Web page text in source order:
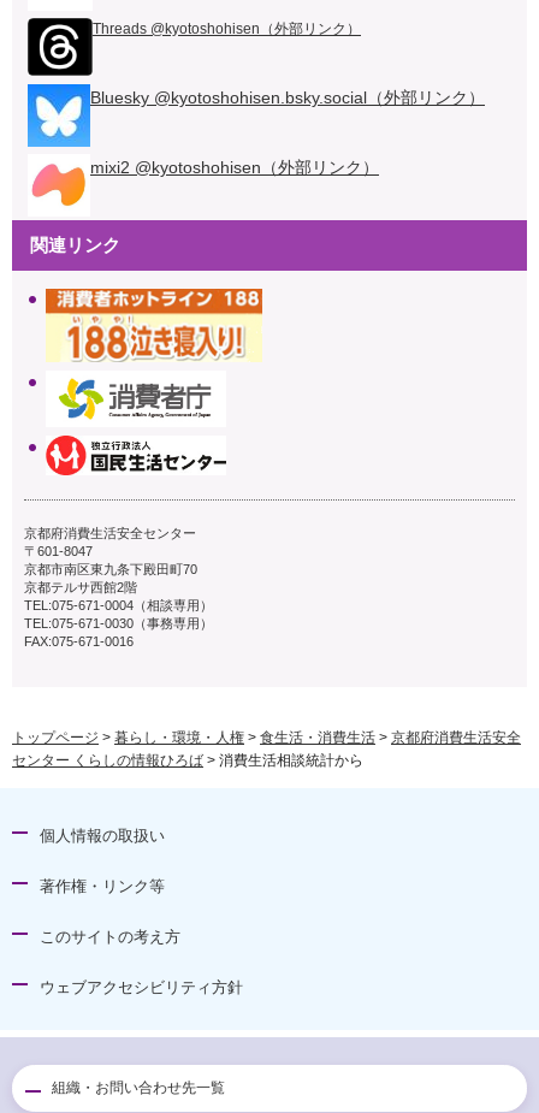
Threads @kyotoshohisen（外部リンク）
Bluesky @kyotoshohisen.bsky.social（外部リンク）
mixi2 @kyotoshohisen（外部リンク）
関連リンク
京都府消費生活安全センター
〒601-8047
京都市南区東九条下殿田町70
京都テルサ西館2階
TEL:075-671-0004（相談専用）
TEL:075-671-0030（事務専用）
FAX:075-671-0016
トップページ > 暮らし・環境・人権 > 食生活・消費生活 > 京都府消費生活安全
センター くらしの情報ひろば > 消費生活相談統計から
個人情報の取扱い
著作権・リンク等
このサイトの考え方
ウェブアクセシビリティ方針
組織・お問い合わせ先一覧